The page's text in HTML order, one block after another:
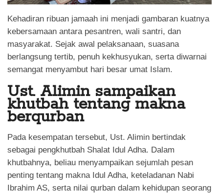
Kehadiran ribuan jamaah ini menjadi gambaran kuatnya
kebersamaan antara pesantren, wali santri, dan
masyarakat. Sejak awal pelaksanaan, suasana
berlangsung tertib, penuh kekhusyukan, serta diwarnai
semangat menyambut hari besar umat Islam.
Ust. Alimin sampaikan
khutbah tentang makna
berqurban
Pada kesempatan tersebut, Ust. Alimin bertindak
sebagai pengkhutbah Shalat Idul Adha. Dalam
khutbahnya, beliau menyampaikan sejumlah pesan
penting tentang makna Idul Adha, keteladanan Nabi
Ibrahim AS, serta nilai qurban dalam kehidupan seorang